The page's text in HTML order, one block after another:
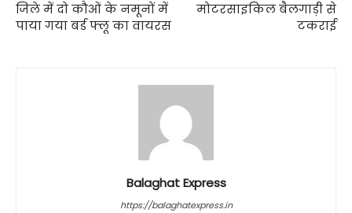
जिले में दो कौओं के नमूनों में
पाया गया बर्ड फ्लू का वायरस
मोटरसाइकिल बैलगाड़ी से
टकराई
Balaghat Express
https://balaghatexpress.in